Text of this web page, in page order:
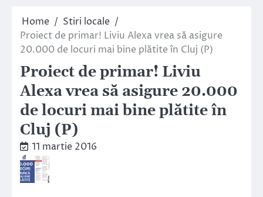
Home
Stiri locale
Proiect de primar! Liviu Alexa vrea să asigure
20.000 de locuri mai bine plătite în Cluj (P)
Proiect de primar! Liviu
Alexa vrea să asigure 20.000
de locuri mai bine plătite în
Cluj (P)
11 martie 2016